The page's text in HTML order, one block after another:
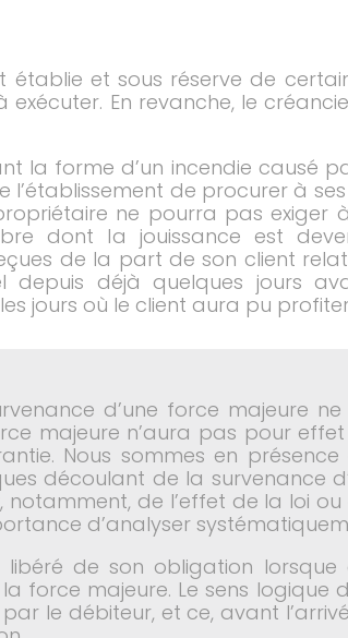
et sous réserve de
En revanche, le
la forme d’un incendie causé
de procurer à
ne pourra pas exiger
dont la jouissance est
de la part de son client
depuis déjà quelques jours
jours où le client aura pu
d’une force majeure
majeure n’aura pas pour
Nous sommes en
découlant de la survenance
de l’effet de la loi
d’analyser
de son obligation
force majeure. Le sens logique
le débiteur, et ce, avant